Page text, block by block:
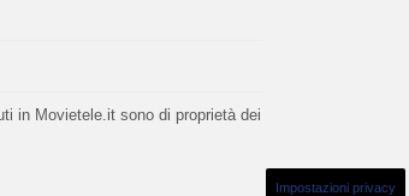
in Movietele.it sono di proprietà dei
Impostazioni privacy